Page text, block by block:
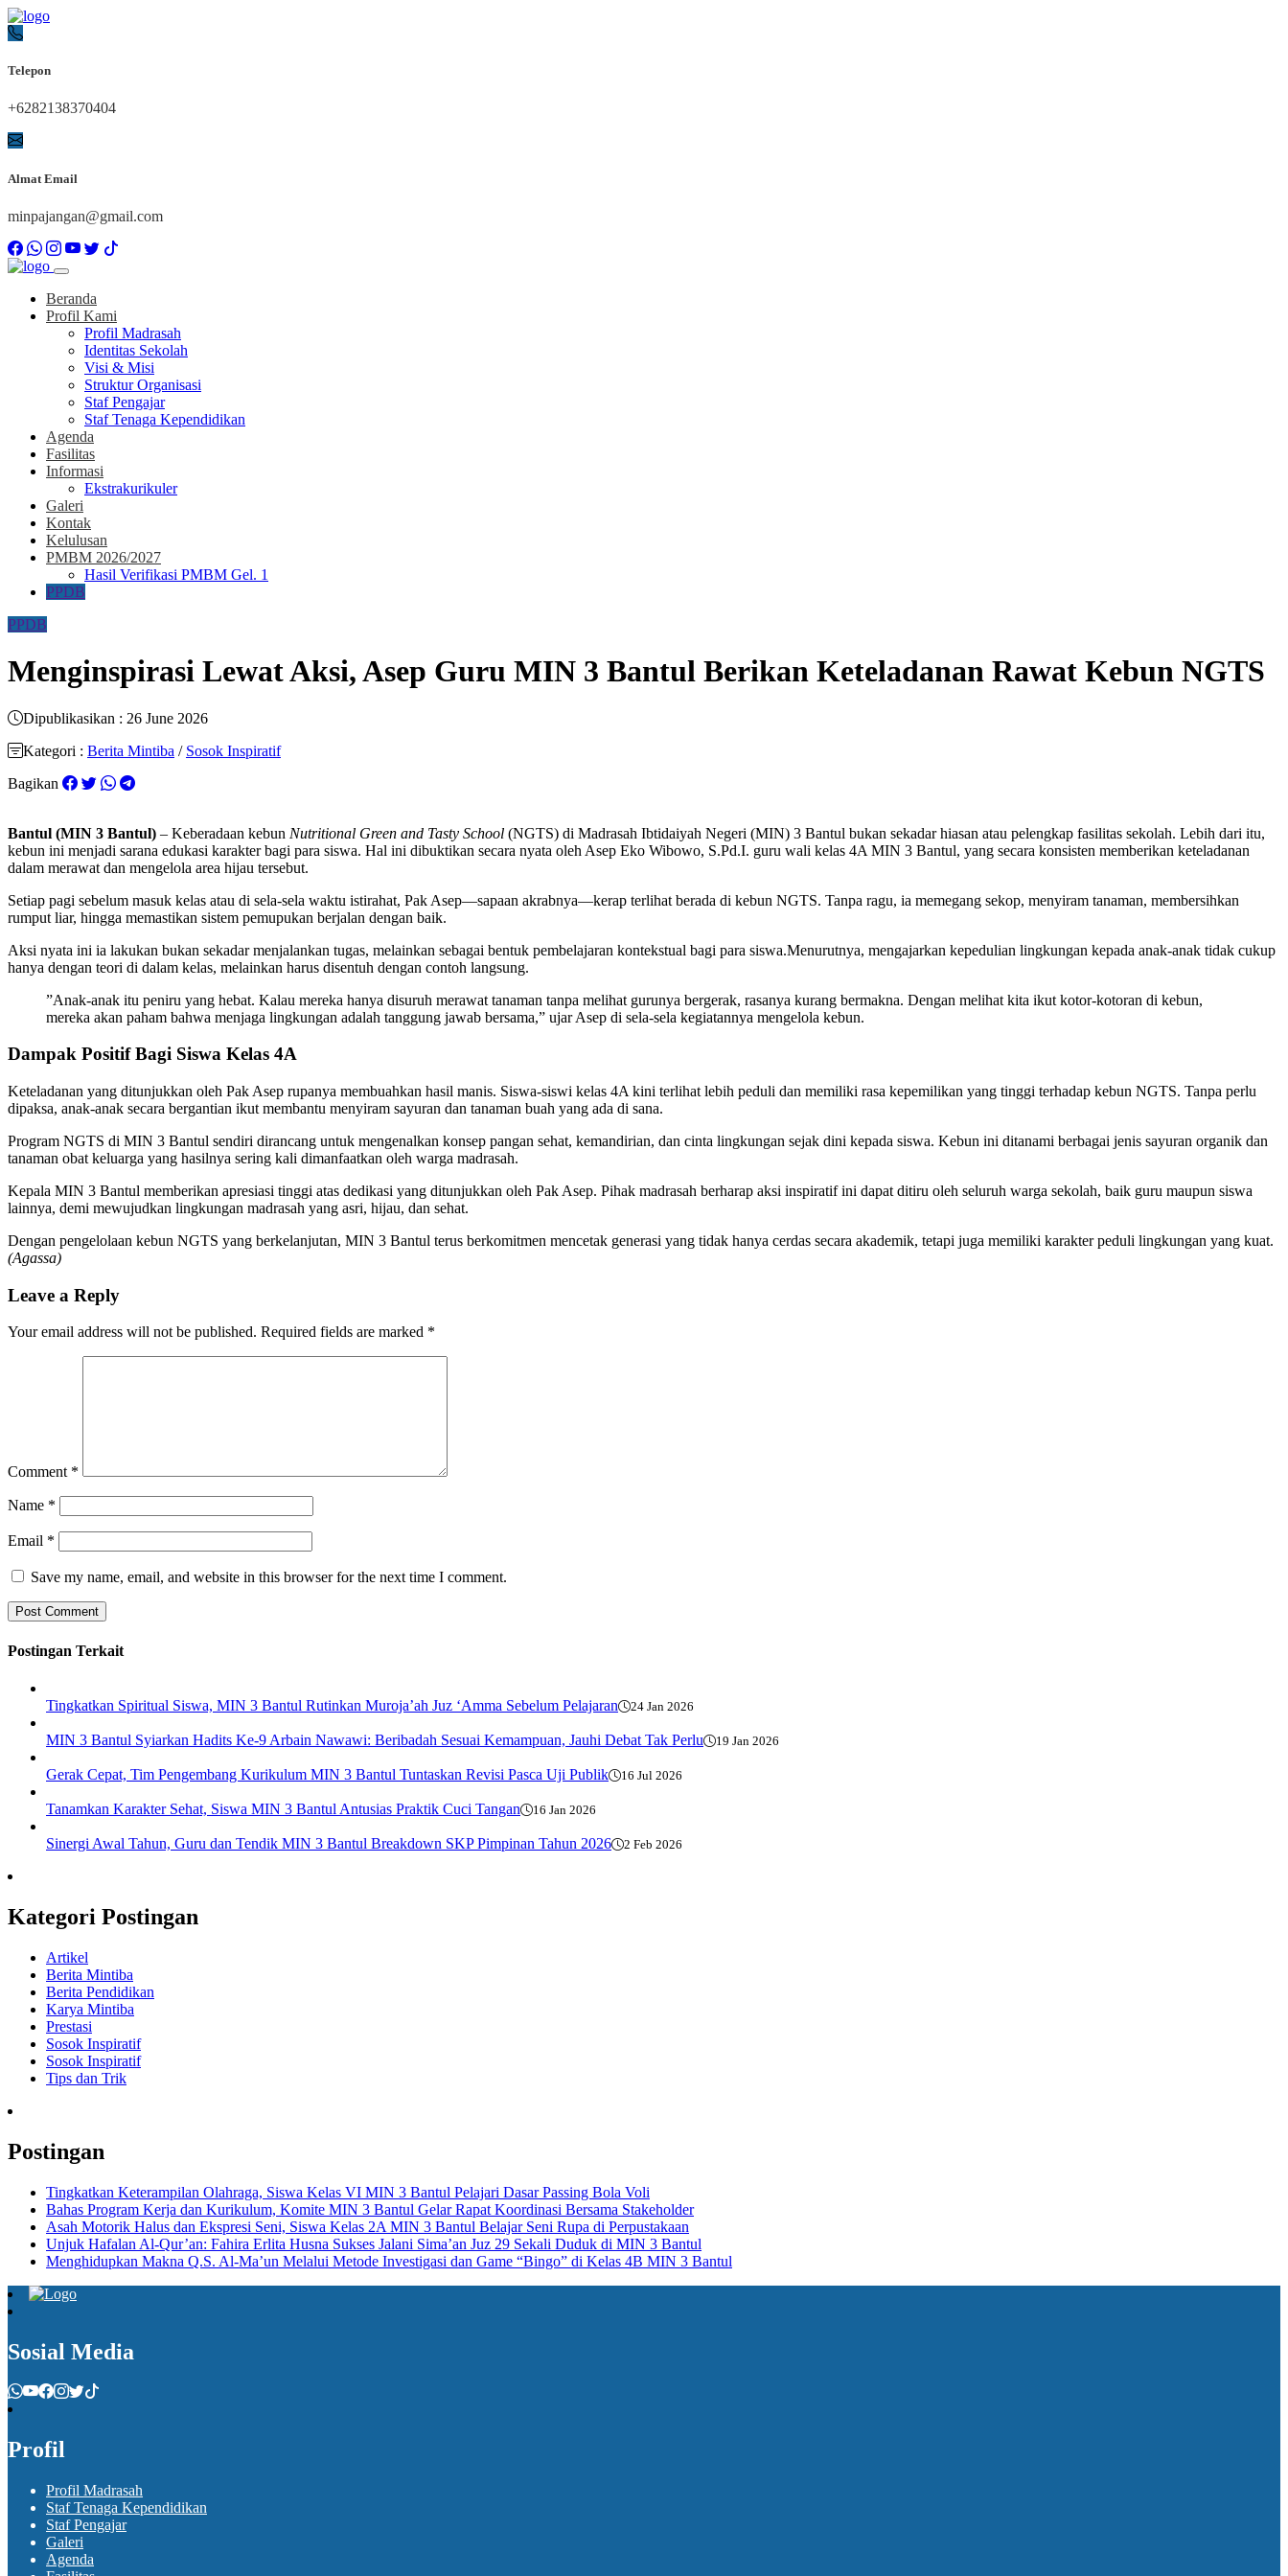
Telepon
+6282138370404
Almat Email
minpajangan@gmail.com
Beranda
Profil Kami
Profil Madrasah
Identitas Sekolah
Visi & Misi
Struktur Organisasi
Staf Pengajar
Staf Tenaga Kependidikan
Agenda
Fasilitas
Informasi
Ekstrakurikuler
Galeri
Kontak
Kelulusan
PMBM 2026/2027
Hasil Verifikasi PMBM Gel. 1
PPDB
PPDB
Menginspirasi Lewat Aksi, Asep Guru MIN 3 Bantul Berikan Keteladanan Rawat Kebun NGTS
Dipublikasikan : 26 June 2026
Kategori : Berita Mintiba / Sosok Inspiratif
Bagikan
Bantul (MIN 3 Bantul) – Keberadaan kebun Nutritional Green and Tasty School (NGTS) di Madrasah Ibtidaiyah Negeri (MIN) 3 Bantul bukan sekadar hiasan atau pelengkap fasilitas sekolah. Lebih dari itu,
kebun ini menjadi sarana edukasi karakter bagi para siswa. Hal ini dibuktikan secara nyata oleh Asep Eko Wibowo, S.Pd.I. guru wali kelas 4A MIN 3 Bantul, yang secara konsisten memberikan keteladanan
dalam merawat dan mengelola area hijau tersebut.
​Setiap pagi sebelum masuk kelas atau di sela-sela waktu istirahat, Pak Asep—sapaan akrabnya—kerap terlihat berada di kebun NGTS. Tanpa ragu, ia memegang sekop, menyiram tanaman, membersihkan
rumput liar, hingga memastikan sistem pemupukan berjalan dengan baik.
​Aksi nyata ini ia lakukan bukan sekadar menjalankan tugas, melainkan sebagai bentuk pembelajaran kontekstual bagi para siswa.Menurutnya, mengajarkan kepedulian lingkungan kepada anak-anak tidak cukup
hanya dengan teori di dalam kelas, melainkan harus disentuh dengan contoh langsung.
​”Anak-anak itu peniru yang hebat. Kalau mereka hanya disuruh merawat tanaman tanpa melihat gurunya bergerak, rasanya kurang bermakna. Dengan melihat kita ikut kotor-kotoran di kebun,
mereka akan paham bahwa menjaga lingkungan adalah tanggung jawab bersama,” ujar Asep di sela-sela kegiatannya mengelola kebun.
​Dampak Positif Bagi Siswa Kelas 4A
​Keteladanan yang ditunjukkan oleh Pak Asep rupanya membuahkan hasil manis. Siswa-siswi kelas 4A kini terlihat lebih peduli dan memiliki rasa kepemilikan yang tinggi terhadap kebun NGTS. Tanpa perlu
dipaksa, anak-anak secara bergantian ikut membantu menyiram sayuran dan tanaman buah yang ada di sana.
​Program NGTS di MIN 3 Bantul sendiri dirancang untuk mengenalkan konsep pangan sehat, kemandirian, dan cinta lingkungan sejak dini kepada siswa. Kebun ini ditanami berbagai jenis sayuran organik dan
tanaman obat keluarga yang hasilnya sering kali dimanfaatkan oleh warga madrasah.
​Kepala MIN 3 Bantul memberikan apresiasi tinggi atas dedikasi yang ditunjukkan oleh Pak Asep. Pihak madrasah berharap aksi inspiratif ini dapat ditiru oleh seluruh warga sekolah, baik guru maupun siswa
lainnya, demi mewujudkan lingkungan madrasah yang asri, hijau, dan sehat.
​Dengan pengelolaan kebun NGTS yang berkelanjutan, MIN 3 Bantul terus berkomitmen mencetak generasi yang tidak hanya cerdas secara akademik, tetapi juga memiliki karakter peduli lingkungan yang kuat.
(Agassa)
Leave a Reply
Your email address will not be published. Required fields are marked *
Comment *
Name *
Email *
Save my name, email, and website in this browser for the next time I comment.
Postingan Terkait
Tingkatkan Spiritual Siswa, MIN 3 Bantul Rutinkan Muroja’ah Juz ‘Amma Sebelum Pelajaran 24 Jan 2026
MIN 3 Bantul Syiarkan Hadits Ke-9 Arbain Nawawi: Beribadah Sesuai Kemampuan, Jauhi Debat Tak Perlu 19 Jan 2026
Gerak Cepat, Tim Pengembang Kurikulum MIN 3 Bantul Tuntaskan Revisi Pasca Uji Publik 16 Jul 2026
Tanamkan Karakter Sehat, Siswa MIN 3 Bantul Antusias Praktik Cuci Tangan 16 Jan 2026
Sinergi Awal Tahun, Guru dan Tendik MIN 3 Bantul Breakdown SKP Pimpinan Tahun 2026 2 Feb 2026
Kategori Postingan
Artikel
Berita Mintiba
Berita Pendidikan
Karya Mintiba
Prestasi
Sosok Inspiratif
Sosok Inspiratif
Tips dan Trik
Postingan
Tingkatkan Keterampilan Olahraga, Siswa Kelas VI MIN 3 Bantul Pelajari Dasar Passing Bola Voli
Bahas Program Kerja dan Kurikulum, Komite MIN 3 Bantul Gelar Rapat Koordinasi Bersama Stakeholder
Asah Motorik Halus dan Ekspresi Seni, Siswa Kelas 2A MIN 3 Bantul Belajar Seni Rupa di Perpustakaan
Unjuk Hafalan Al-Qur’an: Fahira Erlita Husna Sukses Jalani Sima’an Juz 29 Sekali Duduk di MIN 3 Bantul
Menghidupkan Makna Q.S. Al-Ma’un Melalui Metode Investigasi dan Game “Bingo” di Kelas 4B MIN 3 Bantul
Sosial Media
Profil
Profil Madrasah
Staf Tenaga Kependidikan
Staf Pengajar
Galeri
Agenda